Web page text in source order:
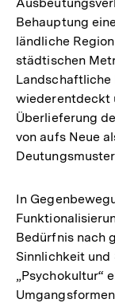
Behauptung
ländliche
städtischen
wiederentdeckt
Überlieferung
von aufs Neue
In
Bedürfnis nach
Sinnlichkeit und
„Psychokultur“